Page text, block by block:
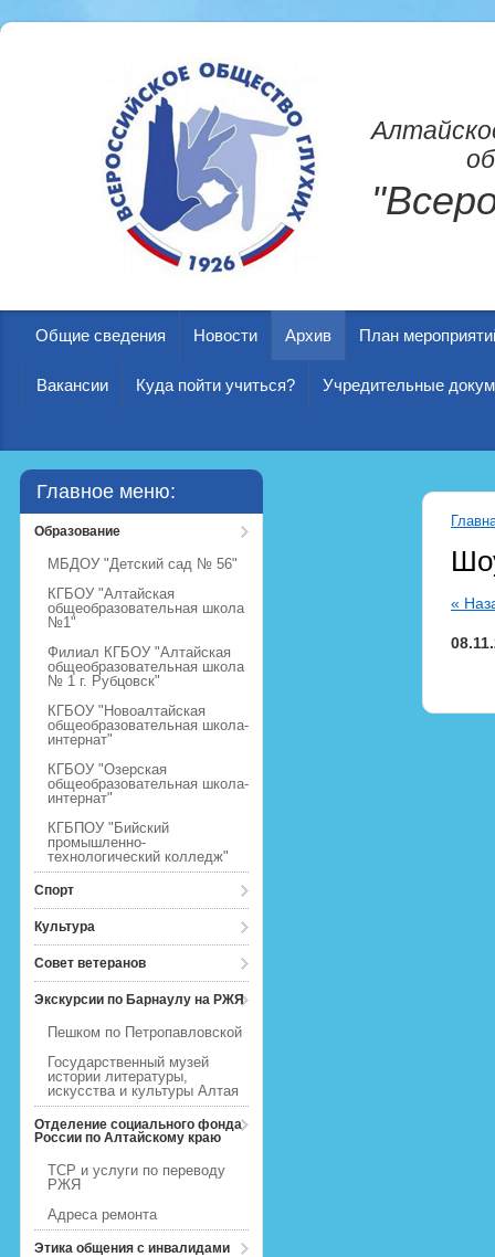
Общие сведения Новости Архив План
Вакансии Куда пойти учиться? Учредительные
Главное меню:
Образование
МБДОУ "Детский сад № 56"
КГБОУ "Алтайская
общеобразовательная школа
№1"
Филиал КГБОУ "Алтайская
общеобразовательная школа
№ 1 г. Рубцовск"
КГБОУ "Новоалтайская
общеобразовательная школа-
интернат"
КГБОУ "Озерская
общеобразовательная школа-
интернат"
КГБПОУ "Бийский
промышленно-
технологический колледж"
Спорт
Культура
Совет ветеранов
Экскурсии по Барнаулу на РЖЯ
Пешком по Петропавловской
Государственный музей
истории литературы,
искусства и культуры Алтая
Отделение социального фонда
России по Алтайскому краю
ТСР и услуги по переводу
РЖЯ
Адреса ремонта
Этика общения с инвалидами
«